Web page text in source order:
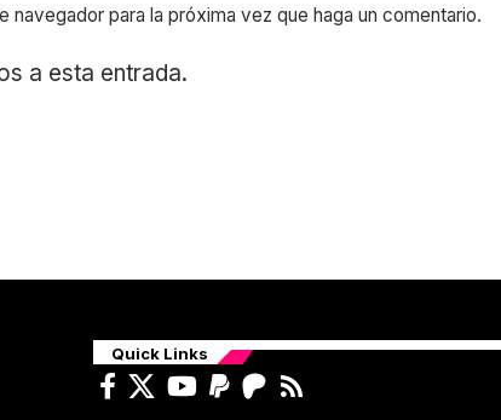
para la próxima vez que haga un comentario.
a esta entrada.
Quick Links